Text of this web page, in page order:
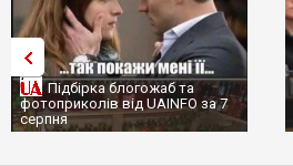
Підбірка блогожаб та
фотоприколів від UAINFO за 7
серпня